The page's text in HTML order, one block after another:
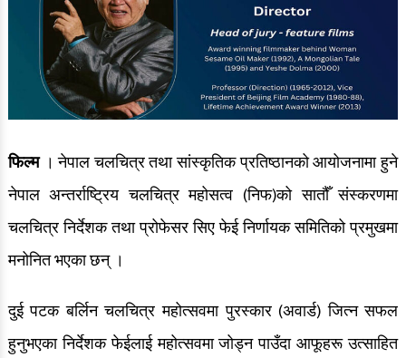
फिल्म। नेपाल चलचित्र तथा सांस्कृतिक प्रतिष्ठानको आयोजनामा हुने
नेपाल अन्तर्राष्ट्रिय चलचित्र महोसत्व (निफ)को सातौँ संस्करणमा
चलचित्र निर्देशक तथा प्रोफेसर सिए फेई निर्णायक समितिको प्रमुखमा
मनोनित भएका छन् ।
दुई पटक बर्लिन चलचित्र महोत्सवमा पुरस्कार (अवार्ड) जित्न सफल
हुनुभएका निर्देशक फेईलाई महोत्सवमा जोड्न पाउँदा आफूहरू उत्साहित